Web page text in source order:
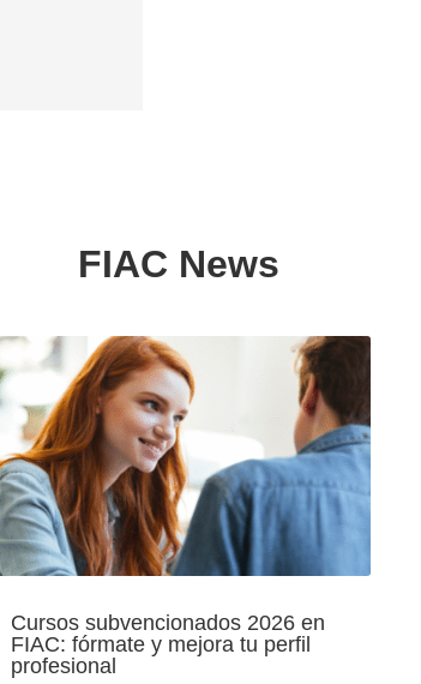
FIAC News
Cursos subvencionados 2026 en
FIAC: fórmate y mejora tu perfil
profesional